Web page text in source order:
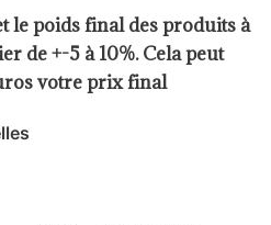
le poids final des produits à
de +-5 à 10%. Cela peut
votre prix final